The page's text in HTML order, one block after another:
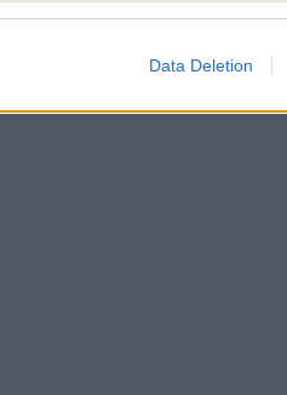
Data Deletion